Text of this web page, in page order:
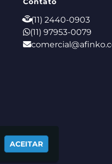
(11) 2440-0903
(11) 97953-0079
ACEITAR